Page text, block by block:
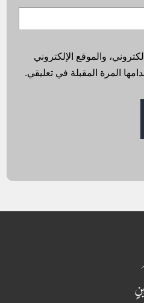
والموقع الإلكتروني
المرة المقبلة في تعليقي.